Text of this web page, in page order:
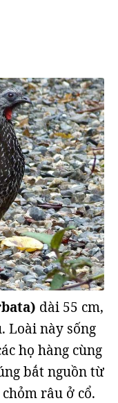
dài 55 cm,
Loài này sống
họ hàng cùng
bắt nguồn từ
râu ở cổ.